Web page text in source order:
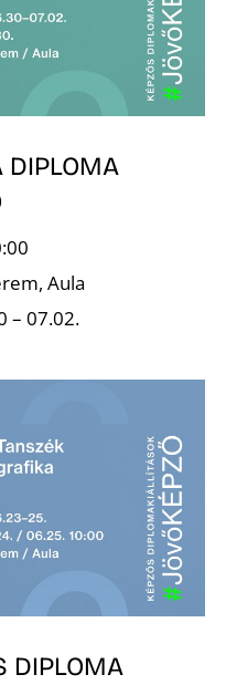
DIPLOMA
Aula
– 07.02.
DIPLOMA